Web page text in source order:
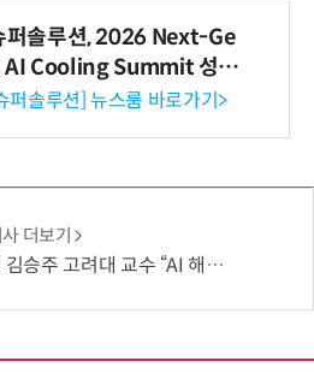
퍼솔루션, 2026 Next-Ge
AI Cooling Summit 성황
성료
퍼솔루션] 뉴스룸 바로가기>
더보기
수 “AI 해킹은 AI로 막아야…망분리 정책 바꿔야”